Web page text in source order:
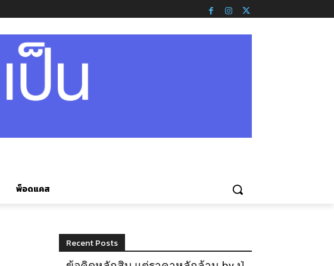
พ็อดแคส
Recent Posts